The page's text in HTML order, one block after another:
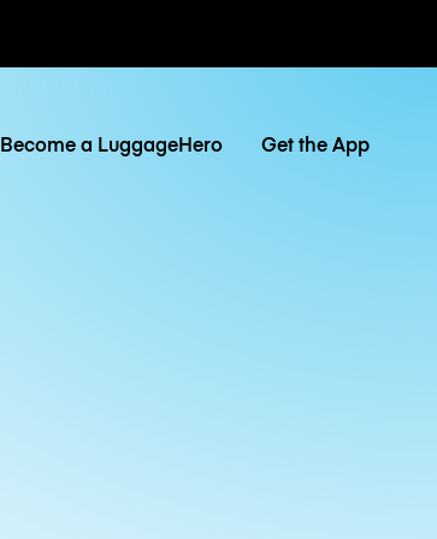
Become a LuggageHero Get the App